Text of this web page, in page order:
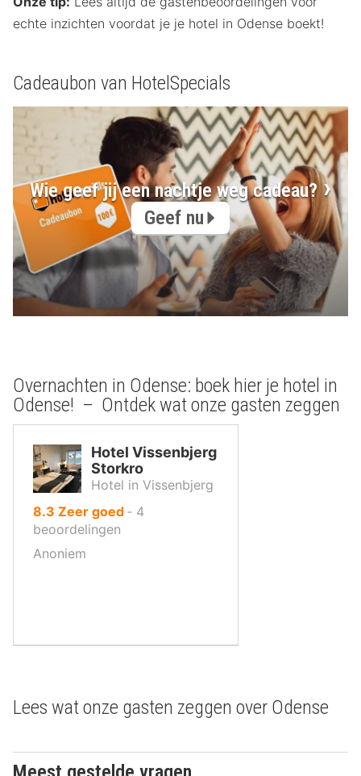
echte inzichten voordat je je hotel in Odense boekt!
Cadeaubon van HotelSpecials
Wie geef jij een nachtje weg cadeau?
Geef nu
Overnachten in Odense: boek hier je hotel in
Odense! – Ontdek wat onze gasten zeggen
Hotel Vissenbjerg
Storkro
Hotel in Vissenbjerg
8.3 uit
10
Zeer goed ‐ 4
beoordelingen
Anoniem
Lees wat onze gasten zeggen over Odense